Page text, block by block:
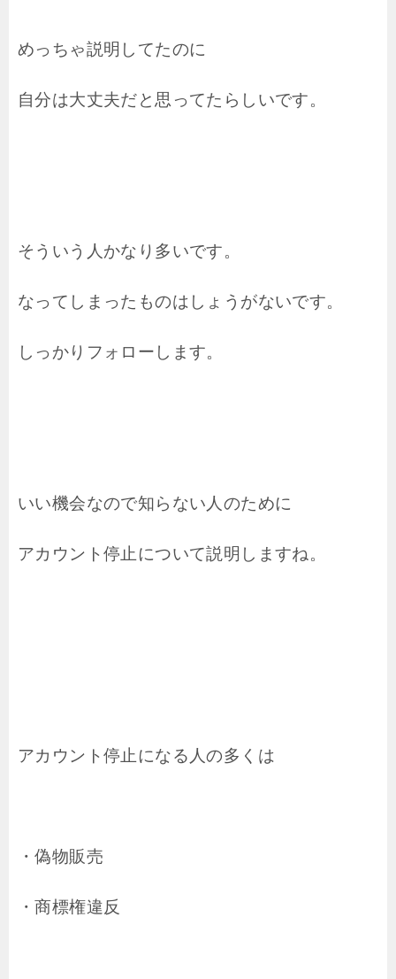
めっちゃ説明してたのに
自分は大丈夫だと思ってたらしいです。
そういう人かなり多いです。
なってしまったものはしょうがないです。
しっかりフォローします。
いい機会なので知らない人のために
アカウント停止について説明しますね。
アカウント停止になる人の多くは
・偽物販売
・商標権違反